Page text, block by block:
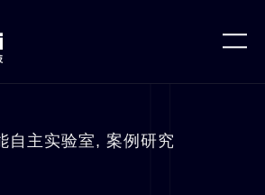
自主实验室,案例研究